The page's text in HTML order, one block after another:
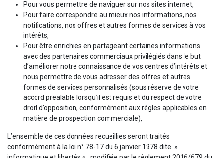
Pour vous permettre de naviguer sur nos sites internet,
Pour faire correspondre au mieux nos informations, nos
notifications, nos offres et autres formes de services à vos
intérêts,
Pour être enrichies en partageant certaines informations
avec des partenaires commerciaux privilégiés dans le but
d’améliorer notre connaissance de vos centres d’intérêts et
nous permettre de vous adresser des offres et autres
formes de services personnalisés (sous réserve de votre
accord préalable lorsqu’il est requis et du respect de votre
droit d’opposition, conformément aux règles applicables en
matière de prospection commerciale),
L’ensemble de ces données recueillies seront traités
conformément à la loi n° 78-17 du 6 janvier 1978 dite »